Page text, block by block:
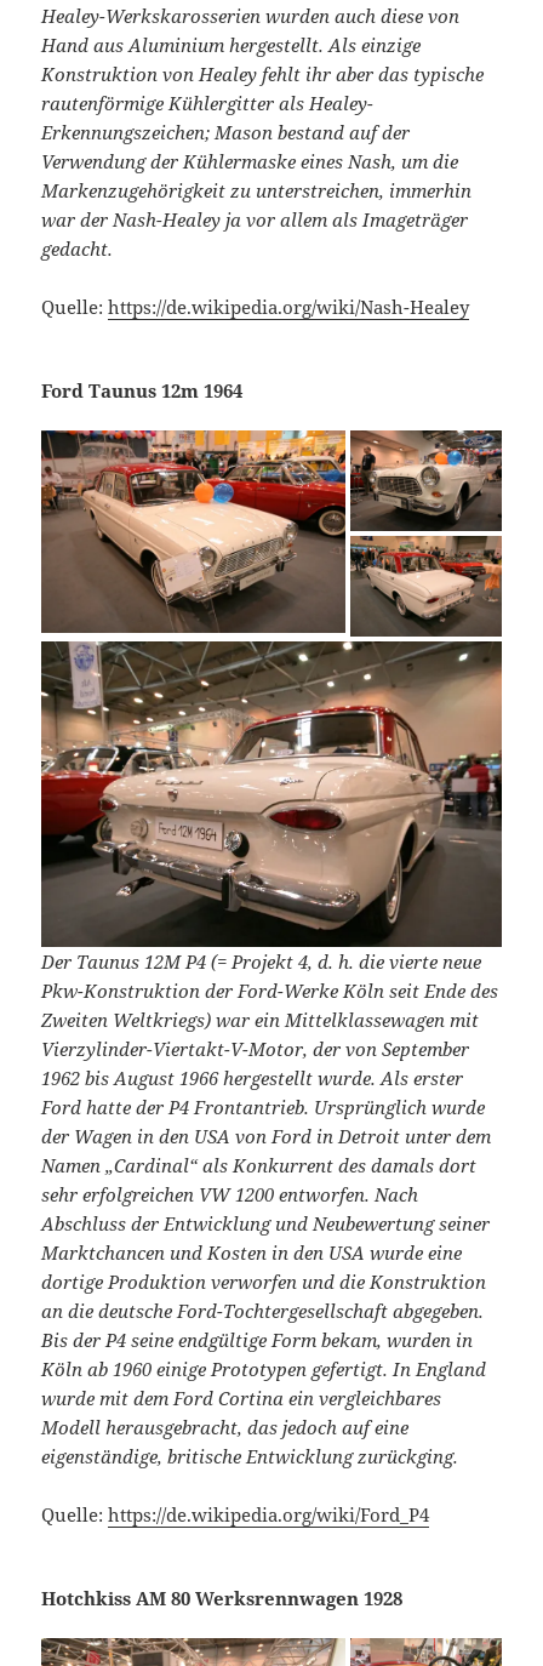
Healey-Werkskarosserien wurden auch diese von
Hand aus Aluminium hergestellt. Als einzige
Konstruktion von Healey fehlt ihr aber das typische
rautenförmige Kühlergitter als Healey-
Erkennungszeichen; Mason bestand auf der
Verwendung der Kühlermaske eines Nash, um die
Markenzugehörigkeit zu unterstreichen, immerhin
war der Nash-Healey ja vor allem als Imageträger
gedacht.
Quelle:https://de.wikipedia.org/wiki/Nash-Healey
Ford Taunus 12m 1964
Der Taunus 12M P4 (= Projekt 4, d. h. die vierte neue
Pkw-Konstruktion der Ford-Werke Köln seit Ende des
Zweiten Weltkriegs) war ein Mittelklassewagen mit
Vierzylinder-Viertakt-V-Motor, der von September
1962 bis August 1966 hergestellt wurde. Als erster
Ford hatte der P4 Frontantrieb. Ursprünglich wurde
der Wagen in den USA von Ford in Detroit unter dem
Namen „Cardinal“ als Konkurrent des damals dort
sehr erfolgreichen VW 1200 entworfen. Nach
Abschluss der Entwicklung und Neubewertung seiner
Marktchancen und Kosten in den USA wurde eine
dortige Produktion verworfen und die Konstruktion
an die deutsche Ford-Tochtergesellschaft abgegeben.
Bis der P4 seine endgültige Form bekam, wurden in
Köln ab 1960 einige Prototypen gefertigt. In England
wurde mit dem Ford Cortina ein vergleichbares
Modell herausgebracht, das jedoch auf eine
eigenständige, britische Entwicklung zurückging.
Quelle:https://de.wikipedia.org/wiki/Ford_P4
Hotchkiss AM 80 Werksrennwagen 1928